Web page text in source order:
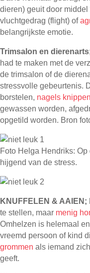
dieren) geuit door middel
vluchtgedrag (flight) of
belangrijkste emotie.
Trimsalon en
had te maken met de
de trimsalon of de
stressvolle gebeurtenis.
borstelen, nagels knippen
gewassen worden,
opgetild worden. Bron
Foto Helga Hendriks:
hijgend van de stress.
KNUFFELEN & AAIEN;
te stellen, maar menig
Omhelzen is helemaal
vreemd persoon of kind
grommen als iemand
geeft.